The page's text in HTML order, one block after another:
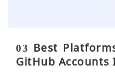
03 Best
GitHub Accounts